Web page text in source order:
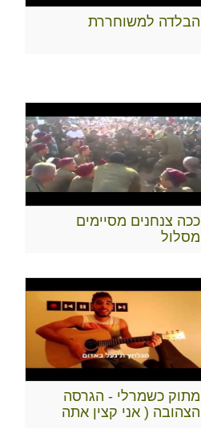
הבלדה למשוחררת
ככה צנחנים מסיימים
מסלול
מתוק כשמרלי - הגרסה
הצהובה ( אני קצין אתה